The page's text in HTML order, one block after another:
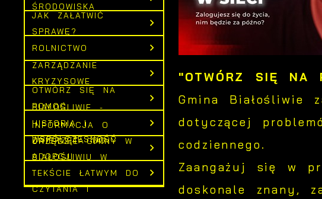
ŚRODOWISKA
JAK ZAŁATWIĆ
SPRAWĘ?
ROLNICTWO
ZARZĄDZANIE
KRYZYSOWE
OTWÓRZ SIĘ NA
POMOC
BIAŁOŚLIWIE -
HISTORIA I
WSPÓŁCZESNOŚĆ
ZWIERZĘTA DO
ADOPCJI
INFORMACJA O
URZĘDZIE GMINY W
BIAŁOŚLIWIU W
TEKŚCIE ŁATWYM DO
CZYTANIA I
"OTWÓRZ SIĘ NA
Gmina Białośliwie
dotyczącej
codziennego.
Zaangażuj się w
doskonale znany,